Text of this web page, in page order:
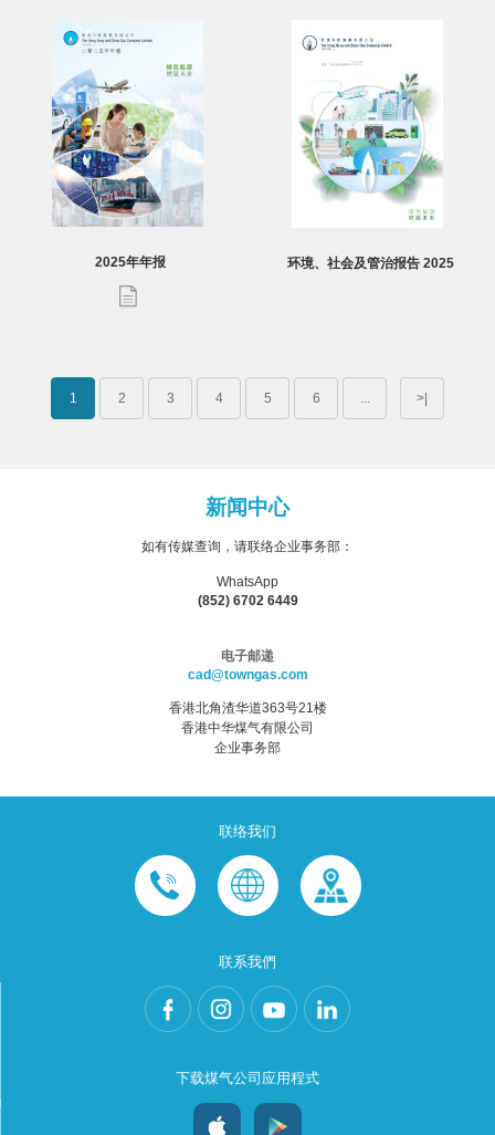
2025年年报 环境、社会及管治报告 2025
1 2 3 4 5 6 ... >|
新闻中心
如有传媒查询，请联络企业事务部：
WhatsApp
(852) 6702 6449
电子邮递
cad@towngas.com
香港北角渣华道363号21楼
香港中华煤气有限公司
企业事务部
联络我们
联系我們
下载煤气公司应用程式